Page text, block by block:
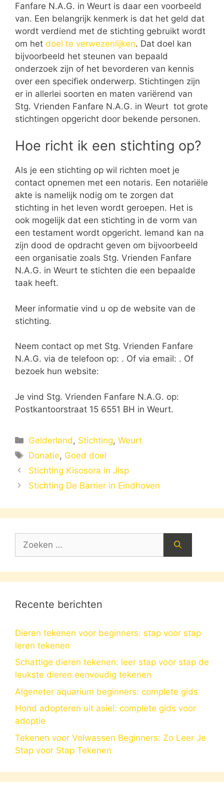
Fanfare N.A.G. in Weurt is daar een voorbeeld
van. Een belangrijk kenmerk is dat het geld dat
wordt verdiend met de stichting gebruikt wordt
om het doel te verwezenlijken. Dat doel kan
bijvoorbeeld het steunen van bepaald
onderzoek zijn of het bevorderen van kennis
over een specifiek onderwerp. Stichtingen zijn
er in allerlei soorten en maten variërend van
Stg. Vrienden Fanfare N.A.G. in Weurt tot grote
stichtingen opgericht door bekende personen.
Hoe richt ik een stichting op?
Als je een stichting op wil richten moet je
contact opnemen met een notaris. Een notariële
akte is namelijk nodig om te zorgen dat
stichting in het leven wordt geroepen. Het is
ook mogelijk dat een stichting in de vorm van
een testament wordt opgericht. Iemand kan na
zijn dood de opdracht geven om bijvoorbeeld
een organisatie zoals Stg. Vrienden Fanfare
N.A.G. in Weurt te stichten die een bepaalde
taak heeft.
Meer informatie vind u op de website van de
stichting.
Neem contact op met Stg. Vrienden Fanfare
N.A.G. via de telefoon op: . Of via email: . Of
bezoek hun website:
Je vind Stg. Vrienden Fanfare N.A.G. op:
Postkantoorstraat 15 6551 BH in Weurt.
Categorieën
Gelderland , Stichting,Weurt
Tags
Donatie, Goed doel
Stichting Kisosora in Jisp
Stichting De Barrier in Eindhoven
naar:
Recente berichten
Dieren tekenen voor beginners: stap voor stap
leren tekenen
Schattige dieren tekenen: leer stap voor stap de
leukste dieren eenvoudig tekenen
Algeneter aquarium beginners: complete gids
Hond adopteren uit asiel: complete gids voor
adoptie
Tekenen voor Volwassen Beginners: Zo Leer Je
Stap voor Stap Tekenen